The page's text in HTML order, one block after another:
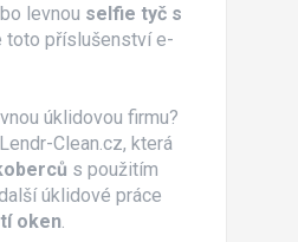
levnou selfie tyč s
toto příslušenství e-
úklidovou firmu?
Clean.cz, která
s použitím
úklidové práce
oken.